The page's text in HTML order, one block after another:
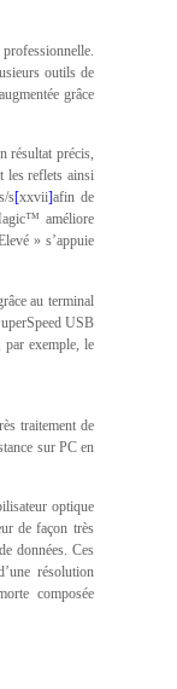
outils de
grâce
résultat précis,
les reflets ainsi
s[xxvii]afin de
améliore
» s’appuie
au terminal
USB
par exemple, le
traitement de
sur PC en
optique
de façon très
données. Ces
résolution
composée